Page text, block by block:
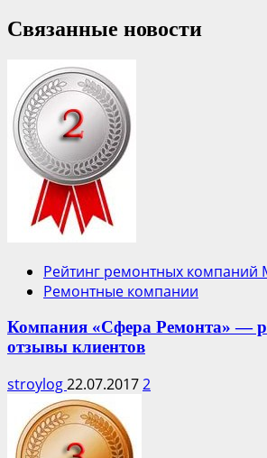
Связанные новости
Рейтинг ремонтных компаний
Ремонтные компании
Компания «Сфера Ремонта» —
отзывы клиентов
stroylog22.07.20172